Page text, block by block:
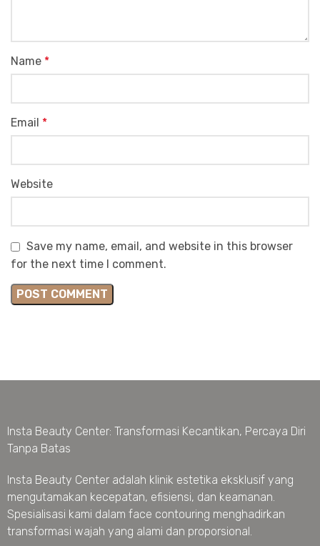
Name *
Email *
Website
Save my name, email, and website in this browser
for the next time I comment.
Insta Beauty Center: Transformasi Kecantikan, Percaya Diri
Tanpa Batas
Insta Beauty Center adalah klinik estetika eksklusif yang
mengutamakan kecepatan, efisiensi, dan keamanan.
Spesialisasi kami dalam face contouring menghadirkan
transformasi wajah yang alami dan proporsional.